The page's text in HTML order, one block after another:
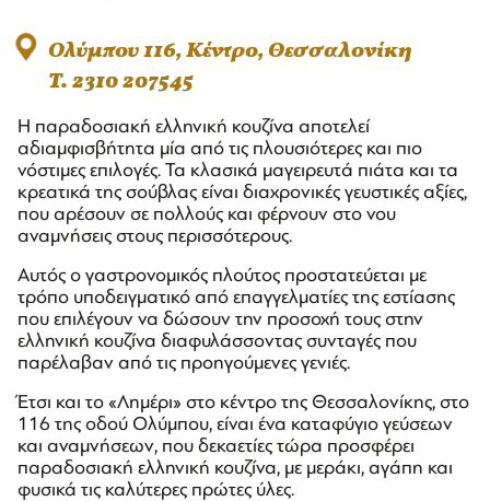
Ολύμπου 116, Κέντρο, Θεσσαλονίκη
T. 2310 207545
Η παραδοσιακή ελληνική κουζίνα αποτελεί
αδιαμφισβήτητα μία από τις πλουσιότερες και πιο
νόστιμες επιλογές. Τα κλασικά μαγειρευτά πιάτα και τα
κρεατικά της σούβλας είναι διαχρονικές γευστικές αξίες,
που αρέσουν σε πολλούς και φέρνουν στο νου
αναμνήσεις στους περισσότερους.
Αυτός ο γαστρονομικός πλούτος προστατεύεται με
τρόπο υποδειγματικό από επαγγελματίες της εστίασης
που επιλέγουν να δώσουν την προσοχή τους στην
ελληνική κουζίνα διαφυλάσσοντας συνταγές που
παρέλαβαν από τις προηγούμενες γενιές.
Έτσι και το «Λημέρι» στο κέντρο της Θεσσαλονίκης, στο
116 της οδού Ολύμπου, είναι ένα καταφύγιο γεύσεων
και αναμνήσεων, που δεκαετίες τώρα προσφέρει
παραδοσιακή ελληνική κουζίνα, με μεράκι, αγάπη και
φυσικά τις καλύτερες πρώτες ύλες.